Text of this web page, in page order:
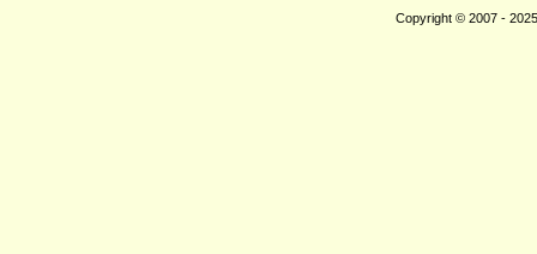
Copyright © 2007 -